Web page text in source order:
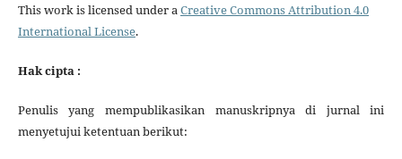
This work is licensed under a Creative Commons Attribution 4.0
International License.
Hak cipta :
Penulis yang mempublikasikan manuskripnya di jurnal ini
menyetujui ketentuan berikut: